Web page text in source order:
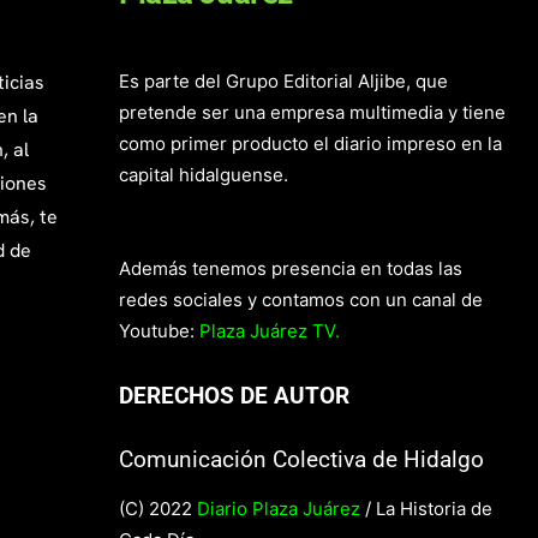
la
al
te
de
Es parte del Grupo Editorial Aljibe, que
pretende ser una empresa multimedia y tiene
como primer producto el diario impreso en la
capital hidalguense.
Además tenemos presencia en todas las
redes sociales y contamos con un canal de
Youtube: Plaza Juárez TV.
DERECHOS DE AUTOR
Comunicación Colectiva de Hidalgo
(C) 2022 Diario Plaza Juárez / La Historia de